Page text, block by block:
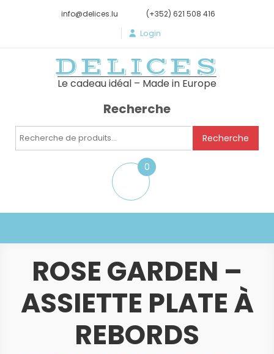
info@delices.lu (+352) 621 508 416
Login
DELICES
Le cadeau idéal – Made in Europe
Recherche
Recherche
Recherche
0
item
ROSE GARDEN –
ASSIETTE PLATE À
REBORDS